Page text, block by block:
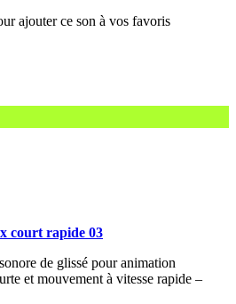
court rapide 03
de glissé pour animation
et mouvement à vitesse rapide –